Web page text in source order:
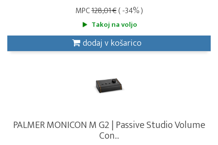
MPC128,01 €( -34% )
Takoj na voljo
dodaj v košarico
PALMER MONICON M G2 | Passive Studio Volume
Con...